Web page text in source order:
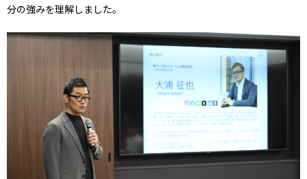
分の強みを理解しました。